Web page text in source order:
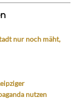
nur noch mäht,
nutzen